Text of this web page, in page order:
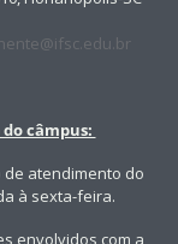
câmpus:
de atendimento do
à sexta-feira.
envolvidos com a